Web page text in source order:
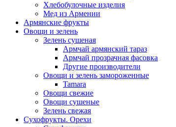
Хлебобулочные изделия
Мед из Армении
Армянские фрукты
Овощи и зелень
Зелень сушеная
Армчай армянский тараз
Армчай прозрачная фасовка
Другие производители
Овощи и зелень замороженные
Tamara
Овощи свежие
Овощи сушеные
Зелень свежая
Сухофрукты. Орехи